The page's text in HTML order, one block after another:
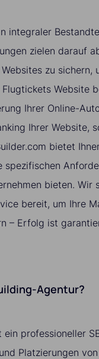
integraler
zielen darauf
zu sichern,
Website
Ihrer Online-
Ihrer Website,
bietet
spezifischen
bieten. Wir
bereit, um Ihre
– Erfolg ist
Agentur?
professioneller
Platzierungen